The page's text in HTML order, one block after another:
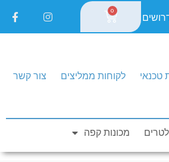
0
טכנאי לקוחות ממליצים צור קשר
מכונות קפה
חייגו עכשיו: 1-700-550-150